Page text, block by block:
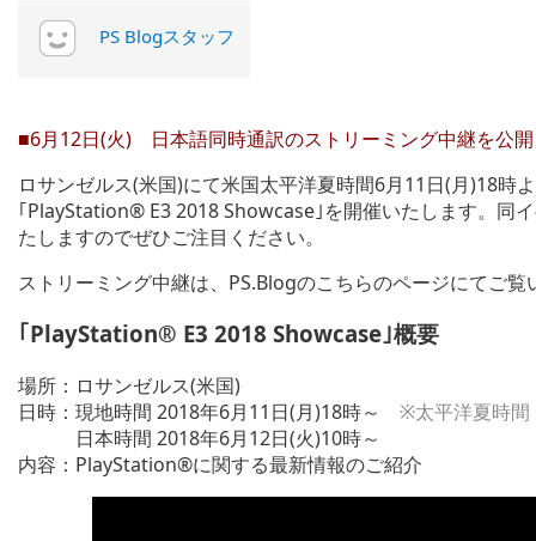
PS Blogスタッフ
■6月12日(火) 日本語同時通訳のストリーミング中継を公
ロサンゼルス(米国)にて米国太平洋夏時間6月11日(月)18
｢PlayStation® E3 2018 Showcase｣を開催いたします。同
たしますのでぜひご注目ください。
ストリーミング中継は、PS.Blogのこちらのページにてご覧
｢PlayStation® E3 2018 Showcase｣概要
場所：ロサンゼルス(米国)
日時：現地時間 2018年6月11日(月)18時～ ※太平洋夏時間
日本時間 2018年6月12日(火)10時～
内容：PlayStation®に関する最新情報のご紹介